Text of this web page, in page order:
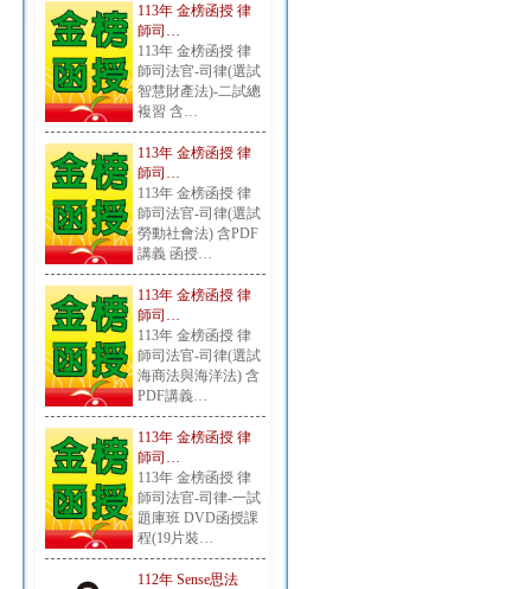
113年 金榜函授 律
師司…
113年 金榜函授 律
師司法官-司律(選試
智慧財產法)-二試總
複習 含…
113年 金榜函授 律
師司…
113年 金榜函授 律
師司法官-司律(選試
勞動社會法) 含PDF
講義 函授…
113年 金榜函授 律
師司…
113年 金榜函授 律
師司法官-司律(選試
海商法與海洋法) 含
PDF講義…
113年 金榜函授 律
師司…
113年 金榜函授 律
師司法官-司律-一試
題庫班 DVD函授課
程(19片裝…
112年 Sense思法